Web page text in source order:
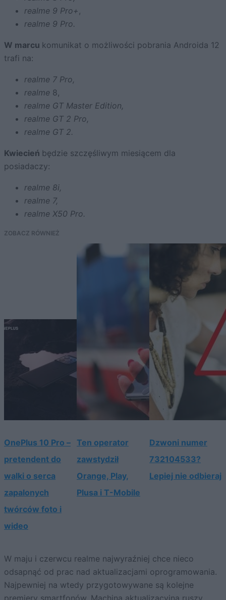
realme 9 Pro+ ,
realme 9 Pro.
W marcu komunikat o możliwości pobrania Androida 12
trafi na:
realme 7 Pro,
realme 8,
realme GT Master Edition,
realme GT 2 Pro,
realme GT 2.
Kwiecień będzie szczęśliwym miesiącem dla
posiadaczy:
realme 8i,
realme 7,
realme X50 Pro.
ZOBACZ RÓWNIEŻ
OnePlus 10 Pro –
pretendent do
walki o serca
zapalonych
twórców foto i
wideo
Ten operator
zawstydził
Orange, Play,
Plusa i T-Mobile
Dzwoni numer
732104533?
Lepiej nie odbieraj
W maju i czerwcu realme najwyraźniej chce nieco
odsapnąć od prac nad aktualizacjami oprogramowania.
Najpewniej na wtedy przygotowywane są kolejne